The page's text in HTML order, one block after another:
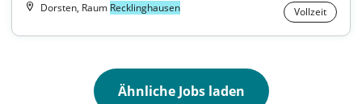
Dorsten, Raum Recklinghausen Vollzeit
Ähnliche Jobs laden